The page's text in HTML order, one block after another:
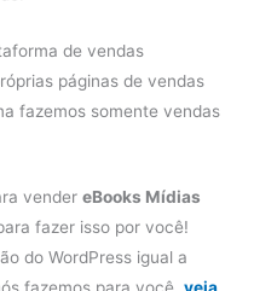
de vendas
páginas de vendas
fazemos somente vendas
vender eBooks Mídias
fazer isso por você!
do WordPress igual a